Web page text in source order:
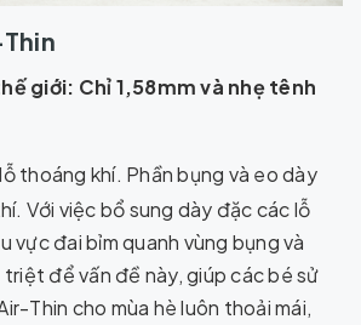
giới: Chỉ 1,58mm và nhẹ tênh
thoáng khí. Phần bụng và eo dày
Với việc bổ sung dày đặc các lỗ
vực đai bỉm quanh vùng bụng và
để vấn đề này, giúp các bé sử
Thin cho mùa hè luôn thoải mái,